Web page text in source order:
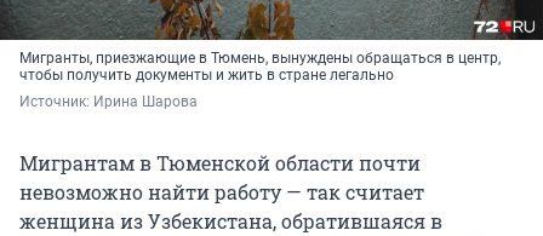
Мигранты, приезжающие в Тюмень, вынуждены обращаться в центр,
чтобы получить документы и жить в стране легально
Источник: Ирина Шарова
Мигрантам в Тюменской области почти
невозможно найти работу — так считает
женщина из Узбекистана, обратившаяся в